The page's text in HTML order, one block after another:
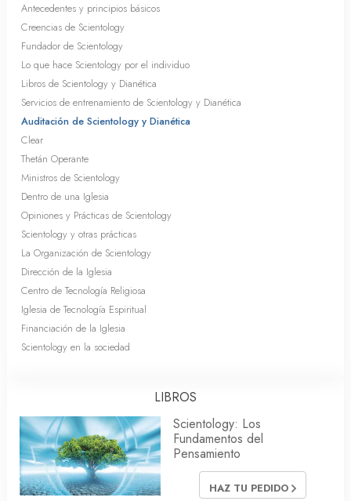
Antecedentes y principios básicos
Creencias de Scientology
Fundador de Scientology
Lo que hace Scientology por el individuo
Libros de Scientology y Dianética
Servicios de entrenamiento de Scientology y Dianética
Auditación de Scientology y Dianética
Clear
Thetán Operante
Ministros de Scientology
Dentro de una Iglesia
Opiniones y Prácticas de Scientology
Scientology y otras prácticas
La Organización de Scientology
Dirección de la Iglesia
Centro de Tecnología Religiosa
Iglesia de Tecnología Espiritual
Financiación de la Iglesia
Scientology en la sociedad
LIBROS
Scientology: Los
Fundamentos del
Pensamiento
HAZ TU PEDIDO